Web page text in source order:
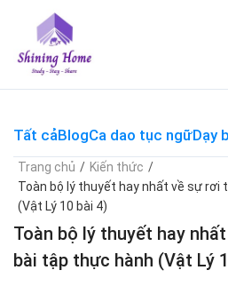
content
Tất cảBlogCa dao tục ngữDạy
Trang chủ / Kiến thức /
Toàn bộ lý thuyết hay nhất về sự rơi
(Vật Lý 10 bài 4)
Toàn bộ lý thuyết hay
bài tập thực hành (Vật Lý